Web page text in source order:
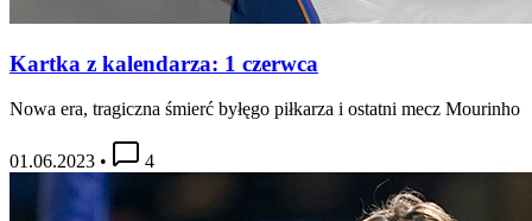
Kartka z kalendarza: 1 czerwca
Nowa era, tragiczna śmierć byłęgo piłkarza i ostatni mecz Mourinho
01.06.2023 • 4